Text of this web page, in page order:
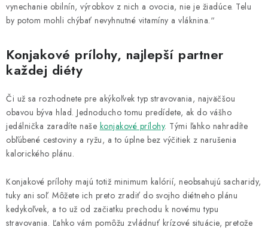
vynechanie obilnín, výrobkov z nich a ovocia, nie je žiadúce. Telu
by potom mohli chýbať nevyhnutné vitamíny a vláknina.“
Konjakové prílohy, najlepší partner
každej diéty
Či už sa rozhodnete pre akýkoľvek typ stravovania, najväčšou
obavou býva hlad. Jednoducho tomu predídete, ak do vášho
jedálnička zaradíte naše konjakové prílohy. Tými ľahko nahradíte
obľúbené cestoviny a ryžu, a to úplne bez výčitiek z narušenia
kalorického plánu.
Konjakové prílohy majú totiž minimum kalórií, neobsahujú sacharidy,
tuky ani soľ. Môžete ich preto zradiť do svojho diétneho plánu
kedykoľvek, a to už od začiatku prechodu k novému typu
stravovania. Ľahko vám pomôžu zvládnuť krízové situácie, pretože